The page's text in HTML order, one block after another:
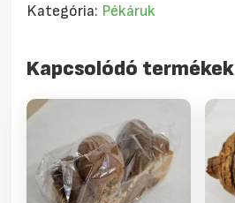
Kategória: Pékáruk
Kapcsolódó termékek